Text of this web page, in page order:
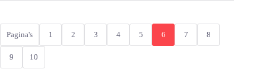
Pagina's 1 2 3 4 5 6 7 8
9 10